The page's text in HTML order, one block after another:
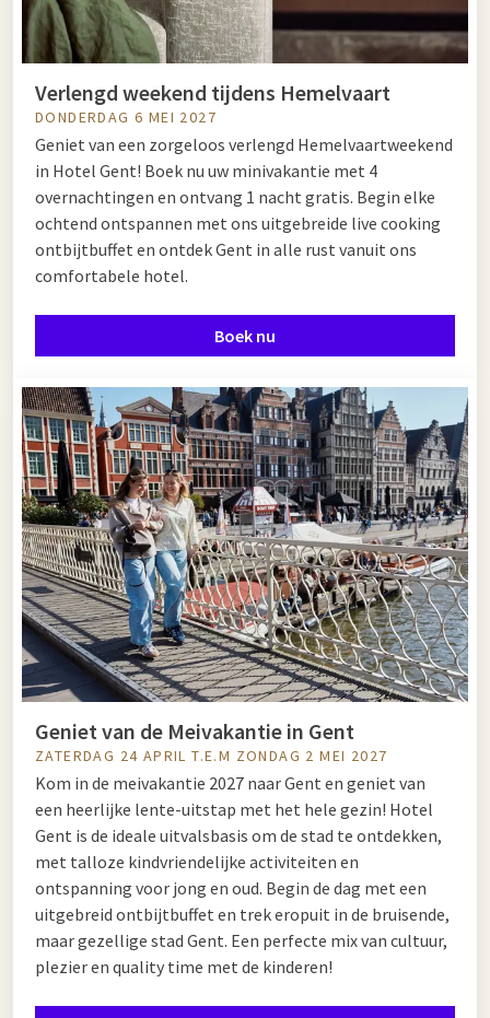
Verlengd weekend tijdens Hemelvaart
DONDERDAG 6 MEI 2027
Geniet van een zorgeloos verlengd Hemelvaartweekend
in Hotel Gent! Boek nu uw minivakantie met 4
overnachtingen en ontvang 1 nacht gratis. Begin elke
ochtend ontspannen met ons uitgebreide live cooking
ontbijtbuffet en ontdek Gent in alle rust vanuit ons
comfortabele hotel.
Boek nu
Geniet van de Meivakantie in Gent
ZATERDAG 24 APRIL T.E.M ZONDAG 2 MEI 2027
Kom in de meivakantie 2027 naar Gent en geniet van
een heerlijke lente-uitstap met het hele gezin! Hotel
Gent is de ideale uitvalsbasis om de stad te ontdekken,
met talloze kindvriendelijke activiteiten en
ontspanning voor jong en oud. Begin de dag met een
uitgebreid ontbijtbuffet en trek eropuit in de bruisende,
maar gezellige stad Gent. Een perfecte mix van cultuur,
plezier en quality time met de kinderen!